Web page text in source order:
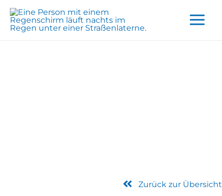
Zum
Inhalt
Zurück zur Übersicht